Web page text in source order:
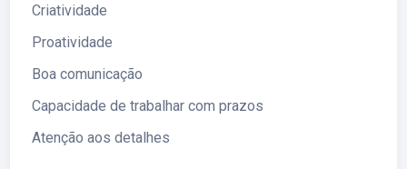
Criatividade
Proatividade
Boa comunicação
Capacidade de trabalhar com prazos
Atenção aos detalhes